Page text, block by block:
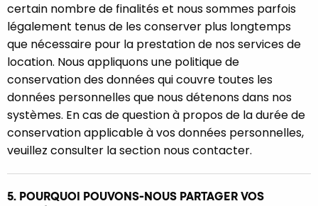
certain nombre de finalités et nous sommes parfois
légalement tenus de les conserver plus longtemps
que nécessaire pour la prestation de nos services de
location. Nous appliquons une politique de
conservation des données qui couvre toutes les
données personnelles que nous détenons dans nos
systèmes. En cas de question à propos de la durée de
conservation applicable à vos données personnelles,
veuillez consulter la section nous contacter.
5. POURQUOI POUVONS-NOUS PARTAGER VOS